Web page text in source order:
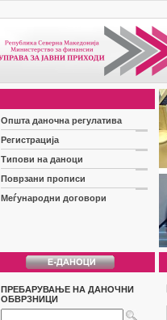
Општа даночна регулатива
Регистрација
Типови на даноци
Поврзани прописи
Меѓународни договори
ПРЕБАРУВАЊЕ НА ДАНОЧНИ
ОБВРЗНИЦИ